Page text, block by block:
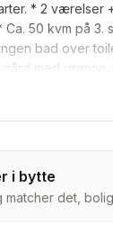
* 2 værelser
50 kvm på 3.
bad over
gård med grønne
oaser med
5.211 kr. inkl.
men vi
ikke med at
i bytte
matcher det,